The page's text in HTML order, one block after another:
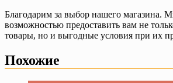
Благодарим за выбор нашего магазина.
возможностью предоставить вам не
товары, но и выгодные условия при их
Похожие